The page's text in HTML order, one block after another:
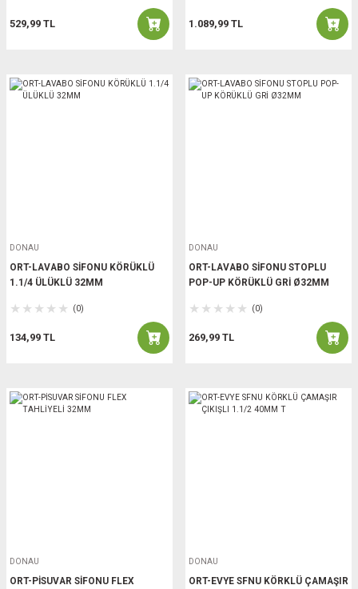
529,99 TL 1.089,99 TL
DONAU
ORT-LAVABO SİFONU KÖRÜKLÜ
1.1/4 ÜLÜKLÜ 32MM
(0)
134,99 TL
DONAU
ORT-LAVABO SİFONU STOPLU
POP-UP KÖRÜKLÜ GRİ Ø32MM
(0)
269,99 TL
DONAU
ORT-PİSUVAR SİFONU FLEX
DONAU
ORT-EVYE SFNU KÖRKLÜ ÇAMAŞIR